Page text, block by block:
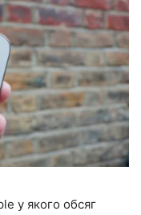
у якого обсяг